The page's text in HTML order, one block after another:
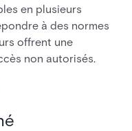
en plusieurs
à des normes
offrent une
non autorisés.